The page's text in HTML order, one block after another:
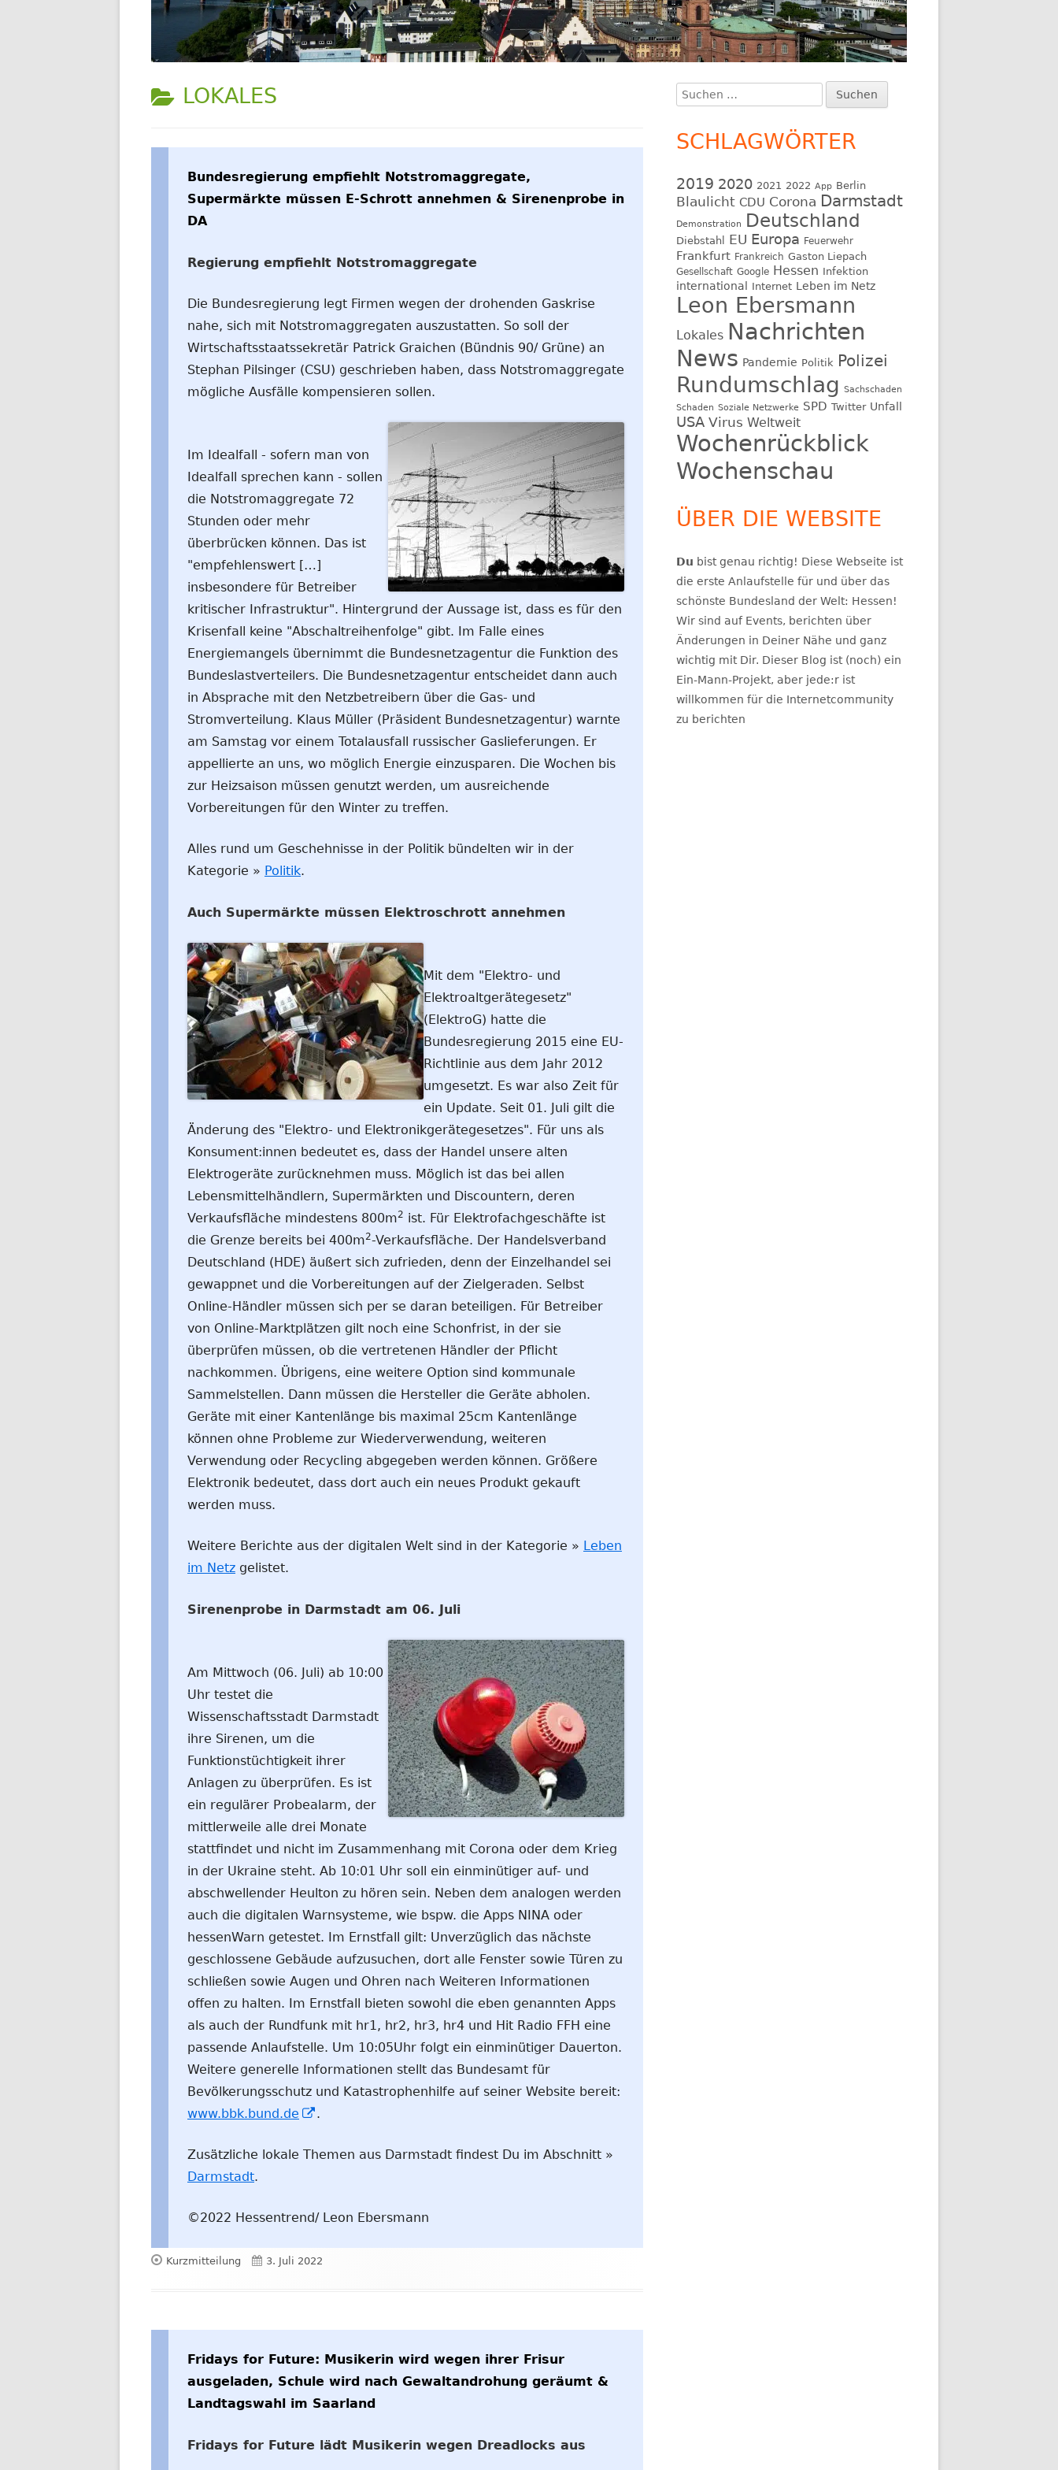
WELTWEIT
KATEGORIE:
LOKALES
Bundesregierung empfiehlt Notstromaggregate,
Supermärkte müssen E-Schrott annehmen & Sirenenprobe in
DA
Regierung empfiehlt Notstromaggregate
Die Bundesregierung legt Firmen wegen der drohenden Gaskrise
nahe, sich mit Notstromaggregaten auszustatten. So soll der
Wirtschaftsstaatssekretär Patrick Graichen (Bündnis 90/ Grüne) an
Stephan Pilsinger (CSU) geschrieben haben, dass Notstromaggregate
mögliche Ausfälle kompensieren sollen.
Im Idealfall - sofern man von
Idealfall sprechen kann - sollen
die Notstromaggregate 72
Stunden oder mehr
überbrücken können. Das ist
"empfehlenswert […]
insbesondere für Betreiber
kritischer Infrastruktur". Hintergrund der Aussage ist, dass es für den
Krisenfall keine "Abschaltreihenfolge" gibt. Im Falle eines
Energiemangels übernimmt die Bundesnetzagentur die Funktion des
Bundeslastverteilers. Die Bundesnetzagentur entscheidet dann auch
in Absprache mit den Netzbetreibern über die Gas- und
Stromverteilung. Klaus Müller (Präsident Bundesnetzagentur) warnte
am Samstag vor einem Totalausfall russischer Gaslieferungen. Er
appellierte an uns, wo möglich Energie einzusparen. Die Wochen bis
zur Heizsaison müssen genutzt werden, um ausreichende
Vorbereitungen für den Winter zu treffen.
Alles rund um Geschehnisse in der Politik bündelten wir in der
Kategorie » Politik.
Auch Supermärkte müssen Elektroschrott annehmen
Mit dem "Elektro- und
Elektroaltgerätegesetz"
(ElektroG) hatte die
Bundesregierung 2015 eine EU-
Richtlinie aus dem Jahr 2012
umgesetzt. Es war also Zeit für
ein Update. Seit 01. Juli gilt die
Änderung des "Elektro- und Elektronikgerätegesetzes". Für uns als
Konsument:innen bedeutet es, dass der Handel unsere alten
Elektrogeräte zurücknehmen muss. Möglich ist das bei allen
Lebensmittelhändlern, Supermärkten und Discountern, deren
Verkaufsfläche mindestens 800m2 ist. Für Elektrofachgeschäfte ist
die Grenze bereits bei 400m2-Verkaufsfläche. Der Handelsverband
Deutschland (HDE) äußert sich zufrieden, denn der Einzelhandel sei
gewappnet und die Vorbereitungen auf der Zielgeraden. Selbst
Online-Händler müssen sich per se daran beteiligen. Für Betreiber
von Online-Marktplätzen gilt noch eine Schonfrist, in der sie
überprüfen müssen, ob die vertretenen Händler der Pflicht
nachkommen. Übrigens, eine weitere Option sind kommunale
Sammelstellen. Dann müssen die Hersteller die Geräte abholen.
Geräte mit einer Kantenlänge bis maximal 25cm Kantenlänge
können ohne Probleme zur Wiederverwendung, weiteren
Verwendung oder Recycling abgegeben werden können. Größere
Elektronik bedeutet, dass dort auch ein neues Produkt gekauft
werden muss.
Weitere Berichte aus der digitalen Welt sind in der Kategorie » Leben
im Netz gelistet.
Sirenenprobe in Darmstadt am 06. Juli
Am Mittwoch (06. Juli) ab 10:00
Uhr testet die
Wissenschaftsstadt Darmstadt
ihre Sirenen, um die
Funktionstüchtigkeit ihrer
Anlagen zu überprüfen. Es ist
ein regulärer Probealarm, der
mittlerweile alle drei Monate
stattfindet und nicht im Zusammenhang mit Corona oder dem Krieg
in der Ukraine steht. Ab 10:01 Uhr soll ein einminütiger auf- und
abschwellender Heulton zu hören sein. Neben dem analogen werden
auch die digitalen Warnsysteme, wie bspw. die Apps NINA oder
hessenWarn getestet. Im Ernstfall gilt: Unverzüglich das nächste
geschlossene Gebäude aufzusuchen, dort alle Fenster sowie Türen zu
schließen sowie Augen und Ohren nach Weiteren Informationen
offen zu halten. Im Ernstfall bieten sowohl die eben genannten Apps
als auch der Rundfunk mit hr1, hr2, hr3, hr4 und Hit Radio FFH eine
passende Anlaufstelle. Um 10:05Uhr folgt ein einminütiger Dauerton.
Weitere generelle Informationen stellt das Bundesamt für
Bevölkerungsschutz und Katastrophenhilfe auf seiner Website bereit:
www.bbk.bund.de
In
Fenster
.
Zusätzliche lokale Themen aus Darmstadt findest Du im Abschnitt »
Darmstadt.
©2022 Hessentrend/ Leon Ebersmann
Format
Kurzmitteilung
Veröffentlicht
3. Juli 2022
Fridays for Future: Musikerin wird wegen ihrer Frisur
ausgeladen, Schule wird nach Gewaltandrohung geräumt &
Landtagswahl im Saarland
Fridays for Future lädt Musikerin wegen Dreadlocks aus
Haupt-
Seitenleiste
Suchen
nach:
SCHLAGWÖRTER
2019 2020 2021 2022 App Berlin
Blaulicht CDU Corona Darmstadt
Demonstration Deutschland
Diebstahl EU Europa Feuerwehr
Frankfurt Frankreich Gaston Liepach
Gesellschaft Google Hessen Infektion
international Internet Leben im Netz
Leon Ebersmann
Lokales Nachrichten
News Pandemie Politik Polizei
Rundumschlag Sachschaden
Schaden Soziale Netzwerke SPD Twitter Unfall
USA Virus Weltweit
Wochenrückblick
Wochenschau
ÜBER DIE WEBSITE
Du bist genau richtig! Diese Webseite ist
die erste Anlaufstelle für und über das
schönste Bundesland der Welt: Hessen!
Wir sind auf Events, berichten über
Änderungen in Deiner Nähe und ganz
wichtig mit Dir. Dieser Blog ist (noch) ein
Ein-Mann-Projekt, aber jede:r ist
willkommen für die Internetcommunity
zu berichten